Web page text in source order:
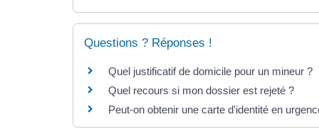
Questions ? Réponses !
Quel justificatif de domicile pour un mineur ?
Quel recours si mon dossier est rejeté ?
Peut-on obtenir une carte d'identité en